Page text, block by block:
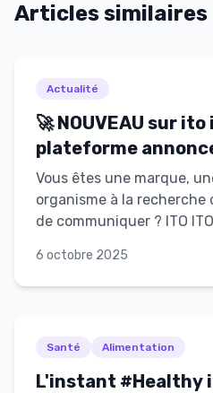
Articles similaires
Actualité
🚀 NOUVEAU sur ito
plateforme
Vous êtes une marque,
organisme à la
de communiquer ? ITO
vos annonces
communauté de milliers
6 octobre 2025
Santé Alimentation
L'instant #Healthy